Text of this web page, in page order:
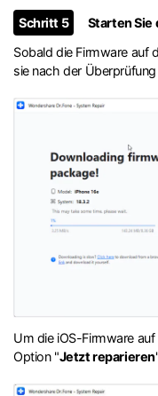
Schritt 5
Starten Sie
Sobald die Firmware auf
sie nach der
Um die iOS-Firmware
Option "Jetzt reparieren